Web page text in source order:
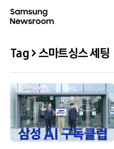
Tag > 스마트싱스 세팅